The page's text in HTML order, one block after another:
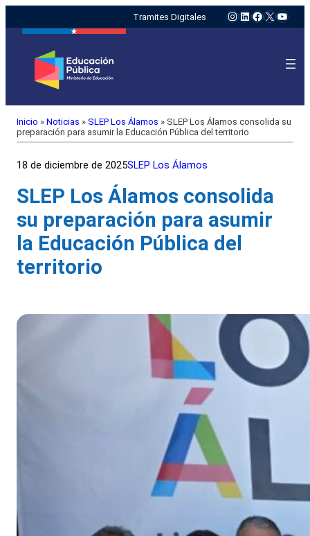
Tramites Digitales Instagram
LinkedIn
Facebook
X
Inicio » Noticias » SLEP Los Álamos » SLEP Los Álamos consolida su
preparación para asumir la Educación Pública del territorio
18 de diciembre de 2025SLEP Los Álamos
SLEP Los Álamos consolida
su preparación para asumir
la Educación Pública del
territorio